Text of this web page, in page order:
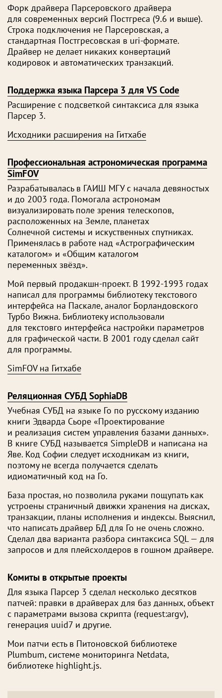
Форк драйвера Парсеровского драйвера
для современных версий Постгреса (9.6 и выше).
Строка подключения не Парсеровская, а
стандартная Постгресовская в uri-формате.
Драйвер не делает никаких конвертаций
кодировок и автоматических транзакций.
Поддержка языка Парсера 3 для VS Code
Расширение с подсветкой синтаксиса для языка
Парсер 3.
Исходники расширения на Гитхабе
Профессиональная астрономическая программа
SimFOV
Разрабатывалась в ГАИШ МГУ с начала девяностых
и до 2003 года. Помогала астрономам
визуализировать поле зрения телескопов,
расположенных на Земле, планетах
Солнечной системы и искуственных спутниках.
Применялась в работе над «Астрографическим
каталогом» и «Общим каталогом
переменных звёзд».
Мой первый продакшн-проект. В 1992-1993 годах
написал для программы библиотеку текстового
интерфейса на Паскале, аналог Борландовского
Турбо Вижна. Библиотеку использовали
для текстовго интерфейса настройки параметров
для графической части. В 2001 году сделал сайт
для программы.
SimFOV на Гитхабе
Реляционная СУБД SophiaDB
Учебная СУБД на языке Го по русскому изданию
книги Эдварда Сьоре «Проектирование
и реализация систем управления базами данных».
В книге СУБД называется SimpleDB и написана на
Яве. Код Софии следует исходникам из книги,
поэтому не всегда получается сделать
идиоматичный код на Го.
База простая, но позволила руками пощупать как
устроены страничный движки хранения на дисках,
транзакции, планы исполнения и индексы. Выяснил,
что написать драйвер БД для Го не очень сложно.
Сделал два варианта разбора синтаксиса SQL — для
запросов и для плейсхолдеров в гошном драйвере.
Комиты в открытые проекты
Для языка Парсер 3 сделал несколько десятков
патчей: правки в драйверах для баз данных, объект
с параметрами вызова скрипта (request:argv),
генерация uuid7 и другие.
Мои патчи есть в Питоновской библиотеке
Plumbum, системе мониторинга Netdata,
библиотеке highlight.js.